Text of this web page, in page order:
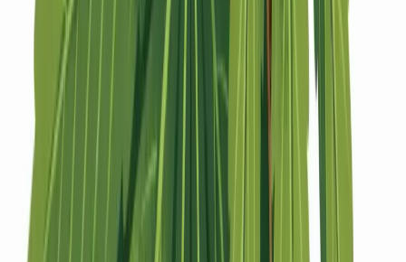
Strains Hybrid Strains